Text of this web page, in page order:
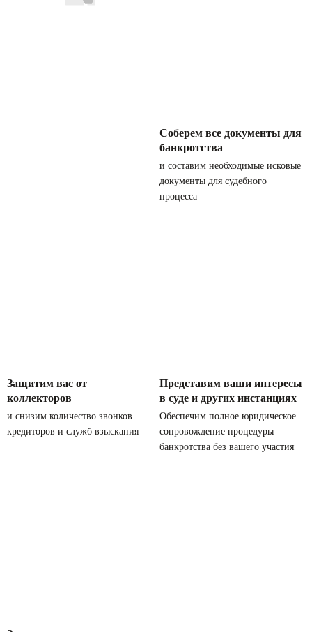
Соберем все документы для
банкротства
и составим необходимые исковые
документы для судебного
процесса
Защитим вас от
коллекторов
и снизим количество звонков
кредиторов и служб взыскания
Представим ваши интересы
в суде и других инстанциях
Обеспечим полное юридическое
сопровождение процедуры
банкротства без вашего участия